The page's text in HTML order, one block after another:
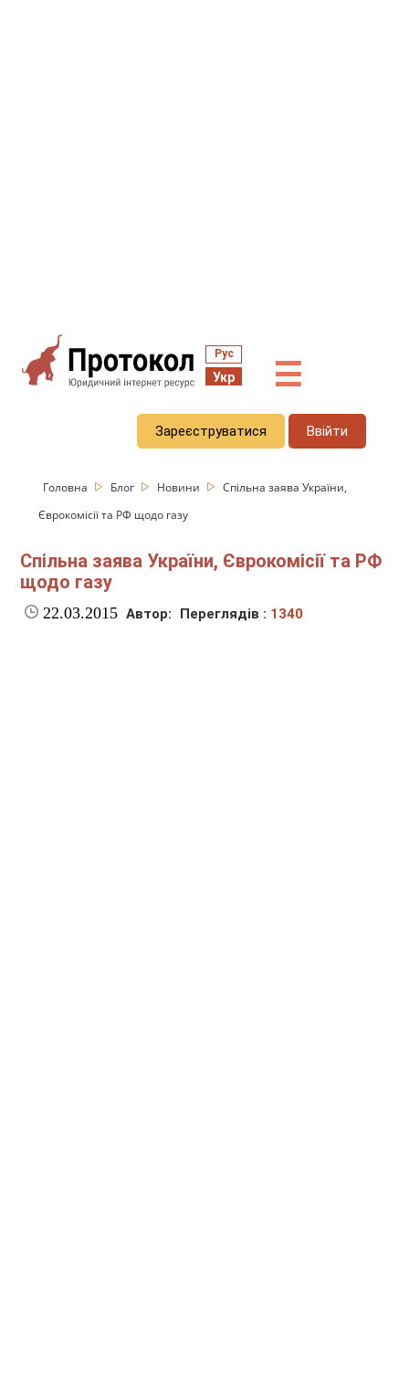
Рус
Укр ☰
Зареєструватися Ввійти
Головна Блог Новини
Спільна заява України,
Єврокомісії та РФ щодо газу
Спільна заява України, Єврокомісії та РФ
щодо газу
22.03.2015 Автор: Переглядів : 1340